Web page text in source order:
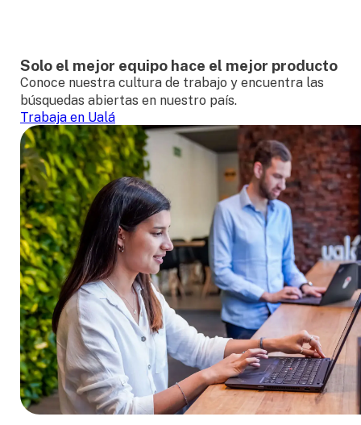
Solo el mejor equipo hace el mejor producto
Conoce nuestra cultura de trabajo y encuentra las
búsquedas abiertas en nuestro país.
Trabaja en Ualá